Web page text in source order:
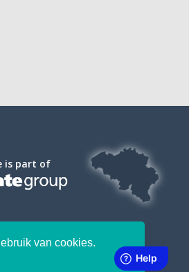
van cookies.
is part of
TO OUR NEWSLETTER